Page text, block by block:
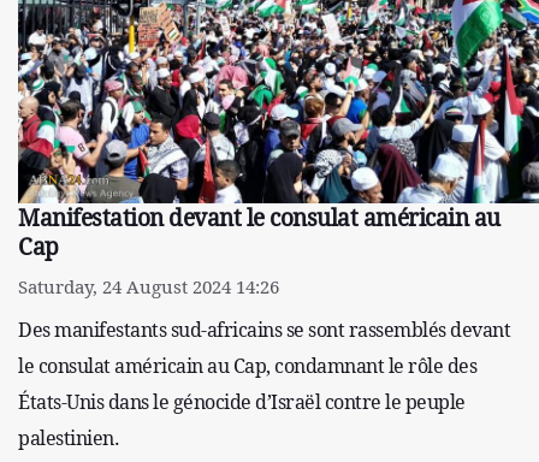
Manifestation devant le consulat américain au
Cap
Saturday, 24 August 2024 14:26
Des manifestants sud-africains se sont rassemblés devant
le consulat américain au Cap, condamnant le rôle des
États-Unis dans le génocide d’Israël contre le peuple
palestinien.